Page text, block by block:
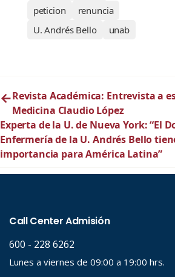
peticion
renuncia
U. Andrés Bello
unab
←Revista Académica: Entrevista a
Medicina Claudio López
Experta de la U. de Nueva York: “El
Enfermería de la U. Andrés Bello
importancia para América Latina”